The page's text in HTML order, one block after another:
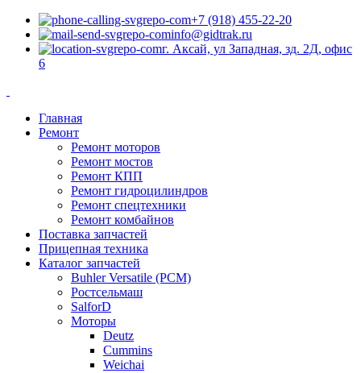
+7 (918) 455-22-20
info@gidtrak.ru
г. Аксай, ул Западная, зд. 2Д, офис
6
Главная
Ремонт
Ремонт моторов
Ремонт мостов
Ремонт КПП
Ремонт гидроцилиндров
Ремонт спецтехники
Ремонт комбайнов
Поставка запчастей
Прицепная техника
Каталог запчастей
Buhler Versatile (РСМ)
Ростсельмаш
SalforD
Моторы
Deutz
Cummins
Weichai